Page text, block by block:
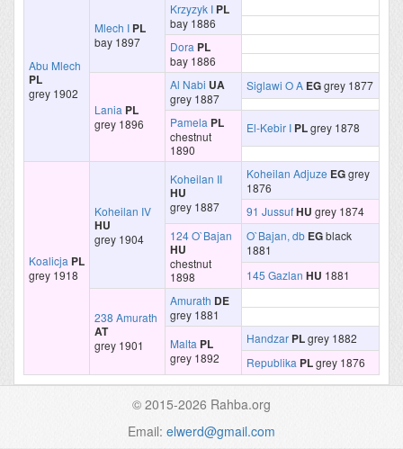
Abu Mlech
PL
grey 1902
Mlech I PL
bay 1897
Krzyzyk I PL
bay 1886
Dora PL
bay 1886
Lania PL
grey 1896
Al Nabi UA
grey 1887
Siglawi O A EGgrey 1877
Pamela PL
chestnut
1890
El-Kebir I PLgrey 1878
Koalicja PL
grey 1918
Koheilan IV
HU
grey 1904
Koheilan II
HU
grey 1887
Koheilan Adjuze EGgrey
1876
91 JussufHU grey 1874
124 O`Bajan
HU
chestnut
1898
O`Bajan, db EGblack
1881
145 Gazlan HU 1881
238 Amurath
AT
grey 1901
Amurath DE
grey 1881
Malta PL
grey 1892
Handzar PLgrey 1882
Republika PLgrey 1876
© 2015-2026 Rahba.org
Email: elwerd@gmail.com